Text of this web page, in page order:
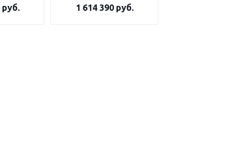
руб. 1 614 390руб.